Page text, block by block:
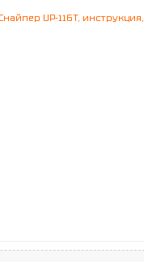
UP-116T, инструкция,